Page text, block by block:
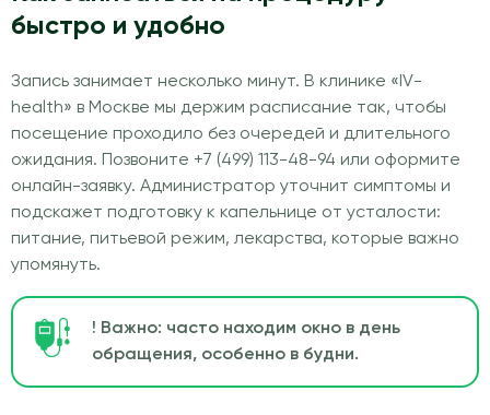
быстро и удобно
Запись занимает несколько минут. В клинике «IV-
health» в Москве мы держим расписание так, чтобы
посещение проходило без очередей и длительного
ожидания. Позвоните +7 (499) 113-48-94 или оформите
онлайн-заявку. Администратор уточнит симптомы и
подскажет подготовку к капельнице от усталости:
питание, питьевой режим, лекарства, которые важно
упомянуть.
! Важно: часто находим окно в день
обращения, особенно в будни.